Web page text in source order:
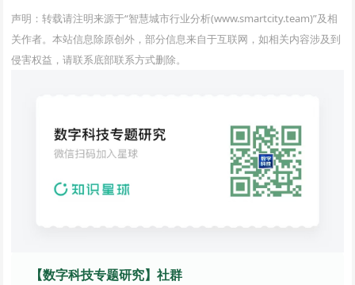
声明：转载请注明来源于“智慧城市行业分析(www.smartcity.team)”及相
关作者。本站信息除原创外，部分信息来自于互联网，如相关内容涉及到
侵害权益，请联系底部联系方式删除。
【数字科技专题研究】社群